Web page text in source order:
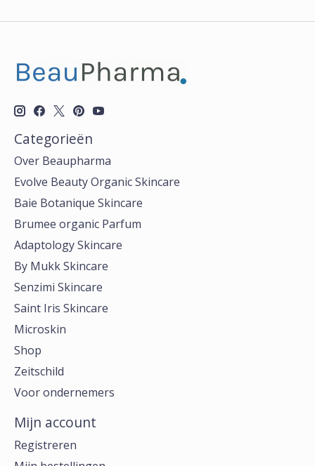
Categorieën
Over Beaupharma
Evolve Beauty Organic Skincare
Baie Botanique Skincare
Brumee organic Parfum
Adaptology Skincare
By Mukk Skincare
Senzimi Skincare
Saint Iris Skincare
Microskin
Shop
Zeitschild
Voor ondernemers
Mijn account
Registreren